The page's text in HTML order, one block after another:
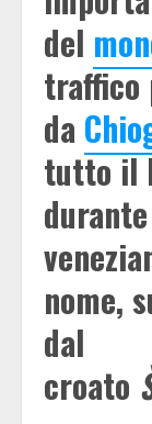
del
traffico
da
tutto il
nome,
dal
croato